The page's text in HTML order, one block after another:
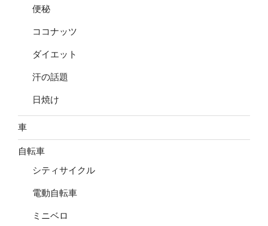
便秘
ココナッツ
ダイエット
汗の話題
日焼け
車
自転車
シティサイクル
電動自転車
ミニベロ